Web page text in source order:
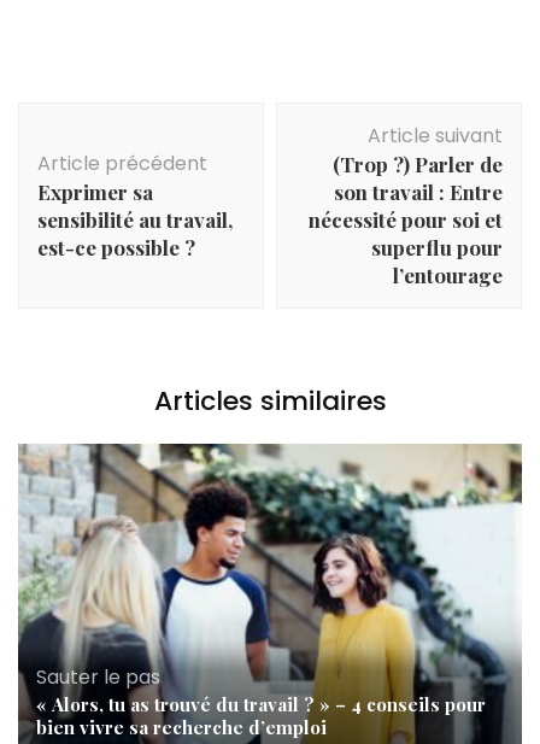
Article précédent
Exprimer sa
sensibilité au travail,
est-ce possible ?
Article suivant
(Trop ?) Parler de
son travail : Entre
nécessité pour soi et
superflu pour
l’entourage
Articles similaires
Sauter le pas
« Alors, tu as trouvé du travail ? » – 4 conseils pour
bien vivre sa recherche d’emploi